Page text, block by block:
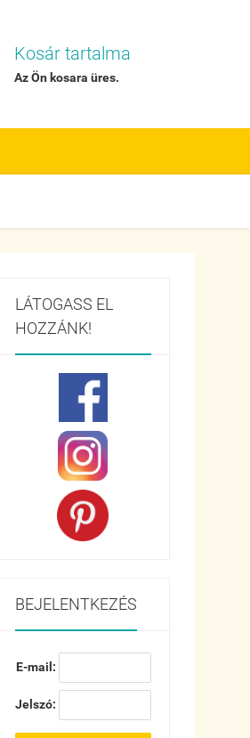
Kosár tartalma
Az Ön kosaraüres.
LÁTOGASS EL
HOZZÁNK!
BEJELENTKEZÉS
E-mail:
Jelszó: